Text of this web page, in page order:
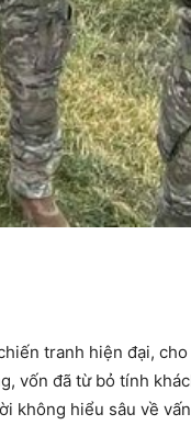
tranh hiện đại,
vốn đã từ bỏ tính
không hiểu sâu về